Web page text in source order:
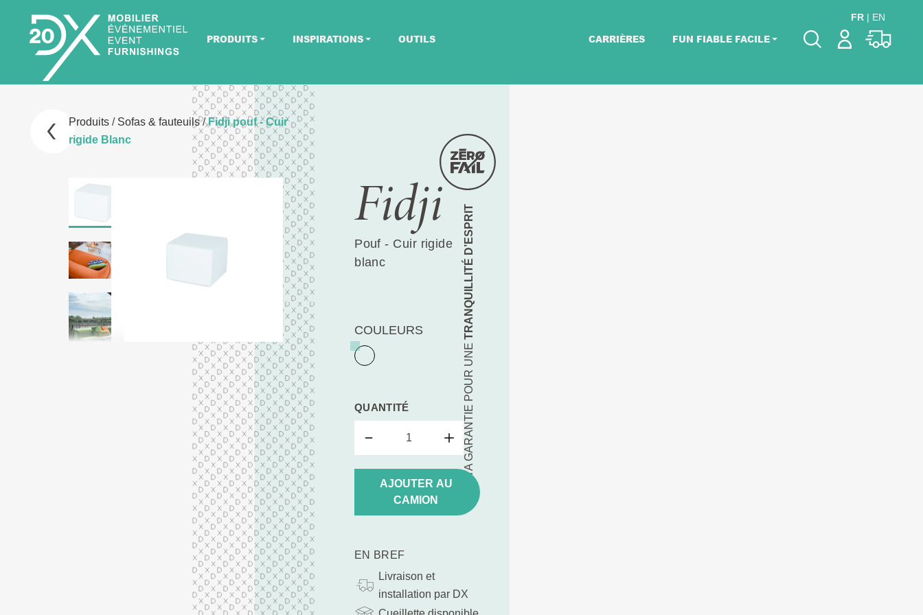
PRODUITS INSPIRATIONS OUTILS CARRIÈRES FUN FIABLE FACILE
FR| EN
Produits/ Sofas & fauteuils/Fidji pouf - Cuir
rigide Blanc
TA GARANTIE POUR UNE
TRANQUILLITÉ D’ESPRIT
Fidji
Pouf - Cuir rigide
blanc
COULEURS
QUANTITÉ
AJOUTER AU
CAMION
EN BREF
Livraison et
installation par DX